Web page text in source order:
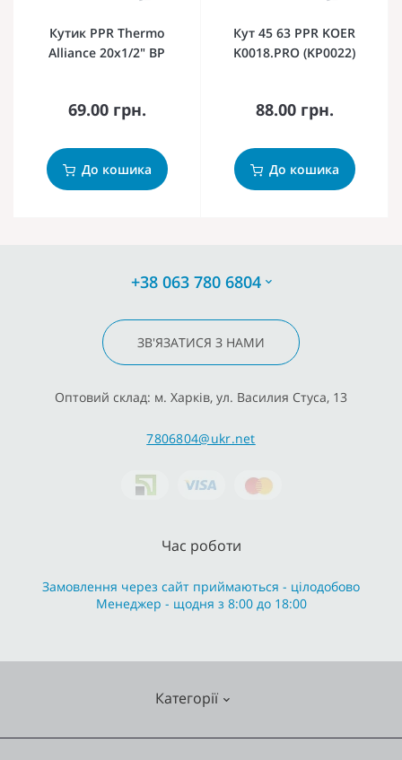
Кутик PPR Thermo
Alliance 20х1/2" ВР
69.00 грн.
До кошика
Кут 45 63 PPR KOER
K0018.PRO (KP0022)
88.00 грн.
До кошика
+38 063 780 6804
ЗВ'ЯЗАТИСЯ З НАМИ
Оптовий склад: м. Харків, ул. Василия Стуса, 13
7806804@ukr.net
Категорії
Час роботи
Замовлення через сайт приймаються - цілодобово
Менеджер - щодня з 8:00 до 18:00